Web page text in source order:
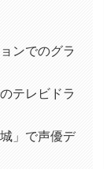
ンでのグラ
テレビドラ
」で声優デ